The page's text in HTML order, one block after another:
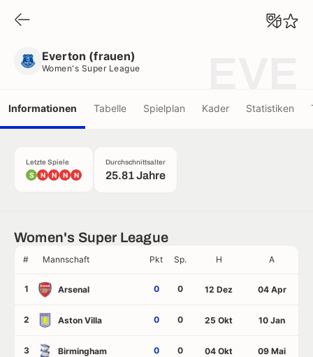
Everton (frauen)
Women's Super League
Informationen Tabelle Spielplan Kader Statistiken
Letzte Spiele
S N N N N
Durchschnittsalter
25.81 Jahre
Women's Super League
# Mannschaft Pkt Sp. H A
1 Arsenal 0 0 12 Dez 04 Apr
2 Aston Villa 0 0 25 Okt 10 Jan
3 Birmingham 0 0 04 Okt 09 Mai